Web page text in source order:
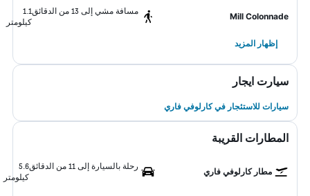
Mill Colonnade
مسافة مشي إلى 13 من الدقائق
1.1
كيلومتر
إظهار المزيد
سيارت ايجار
سيارات للاستئجار في كارلوفي فاري
المطارات القريبة
مطار كارلوفي فاري
رحلة بالسيارة إلى 11 من الدقائق
5.6
كيلومتر